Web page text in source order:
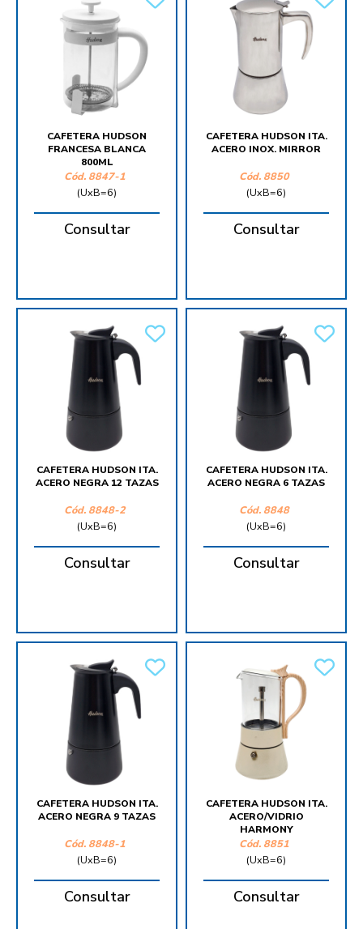
CAFETERA HUDSON
FRANCESA BLANCA
800ML
Cód. 8847-1
(UxB=6)
Consultar
CAFETERA HUDSON ITA.
ACERO INOX. MIRROR
Cód. 8850
(UxB=6)
Consultar
CAFETERA HUDSON ITA.
ACERO NEGRA 12 TAZAS
Cód. 8848-2
(UxB=6)
Consultar
CAFETERA HUDSON ITA.
ACERO NEGRA 6 TAZAS
Cód. 8848
(UxB=6)
Consultar
CAFETERA HUDSON ITA.
ACERO NEGRA 9 TAZAS
Cód. 8848-1
(UxB=6)
Consultar
CAFETERA HUDSON ITA.
ACERO/VIDRIO
HARMONY
Cód. 8851
(UxB=6)
Consultar